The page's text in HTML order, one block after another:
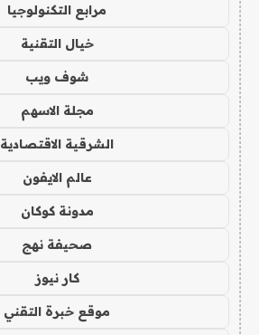
مرابع التكنولوجيا
خيال التقنية
شوف ويب
مجلة الاسهم
الشرقية الاقتصادية
عالم الايفون
مدونة كوكان
صحيفة نهج
كار نيوز
موقع خبرة التقني